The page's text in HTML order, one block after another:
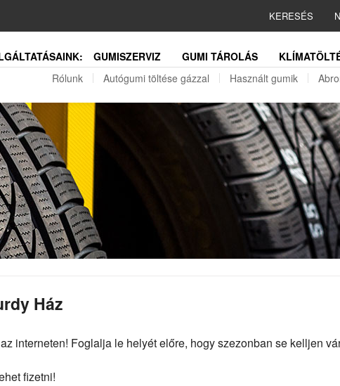
KERESÉS
GUMISZERVIZ GUMI TÁROLÁS
Rólunk
Autógumi töltése gázzal Használt gumik
Ház
interneten! Foglalja le helyét előre, hogy szezonban se kelljen
fizetni!